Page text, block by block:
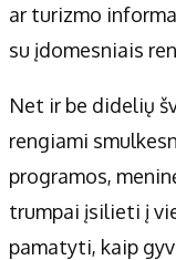
ar turizmo
su įdomesniais
Net ir be didelių
rengiami
programos,
trumpai įsilieti į
pamatyti, kaip